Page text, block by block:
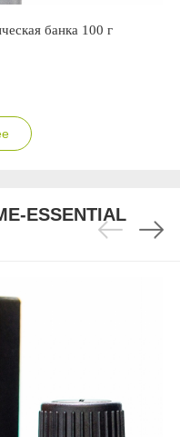
банка 100 г
ESSENTIAL